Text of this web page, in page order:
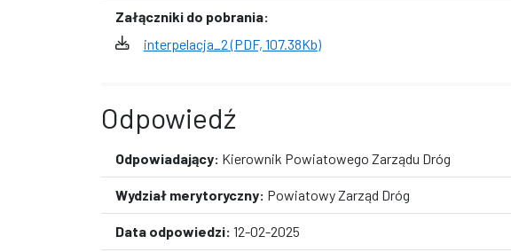
Załączniki do pobrania:
interpelacja_2 (PDF, 107.38Kb)
Odpowiedź
Odpowiadający: Kierownik Powiatowego Zarządu Dróg
Wydział merytoryczny: Powiatowy Zarząd Dróg
Data odpowiedzi: 12-02-2025